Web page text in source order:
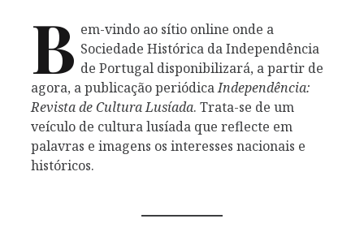
B em-vindo ao sítio online onde a
Sociedade Histórica da Independência
de Portugal disponibilizará, a partir de
agora, a publicação periódicaIndependência:
Revista de Cultura Lusíada. Trata-se de um
veículo de cultura lusíada que reflecte em
palavras e imagens os interesses nacionais e
históricos.